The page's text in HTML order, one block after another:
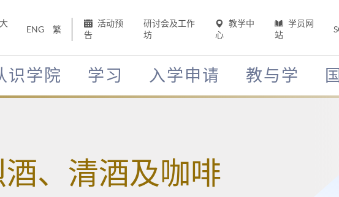
ENG 繁
活动预
告
研讨会及工作
坊
教学中
心
学员网
站
识学院 学习 入学申请 教与学
、清酒及咖啡